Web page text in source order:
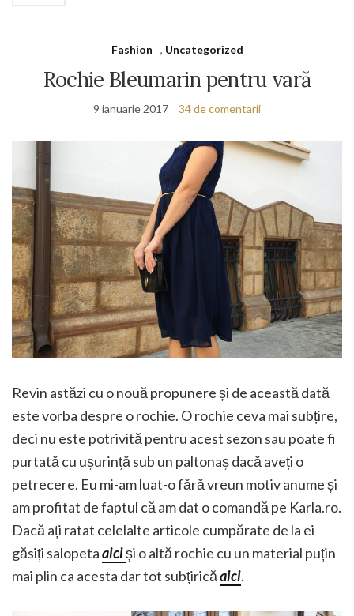
Fashion , Uncategorized
Rochie Bleumarin pentru vară
9 ianuarie 2017 34 de comentarii
Revin astăzi cu o nouă propunere și de această dată
este vorba despre o rochie. O rochie ceva mai subțire,
deci nu este potrivită pentru acest sezon sau poate fi
purtată cu ușurință sub un paltonaș dacă aveți o
petrecere. Eu mi-am luat-o fără vreun motiv anume și
am profitat de faptul că am dat o comandă pe Karla.ro.
Dacă ați ratat celelalte articole cumpărate de la ei
găsiți salopetaaiciși o altă rochie cu un material puțin
mai plin ca acesta dar tot subțiricăaici.